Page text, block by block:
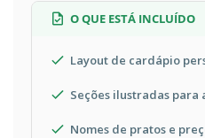
O QUE ESTÁ INCLUÍDO
Layout de cardápio
Seções ilustradas para
Nomes de pratos e